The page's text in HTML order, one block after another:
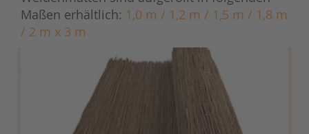
Maßen erhältlich: 1,0 m / 1,2 m / 1,5 m / 1,8 m
/ 2 m x 3 m